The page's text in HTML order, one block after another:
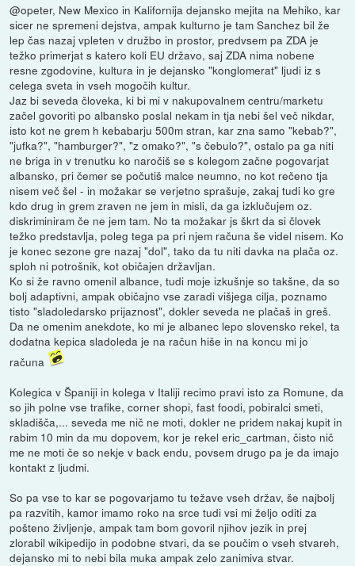
@opeter, New Mexico in Kalifornija dejansko mejita na Mehiko, kar
sicer ne spremeni dejstva, ampak kulturno je tam Sanchez bil že
lep čas nazaj vpleten v družbo in prostor, predvsem pa ZDA je
težko primerjat s katero koli EU državo, saj ZDA nima nobene
resne zgodovine, kultura in je dejansko "konglomerat" ljudi iz s
celega sveta in vseh mogočih kultur.
Jaz bi seveda človeka, ki bi mi v nakupovalnem centru/marketu
začel govoriti po albansko poslal nekam in tja nebi šel več nikdar,
isto kot ne grem h kebabarju 500m stran, kar zna samo "kebab?",
"jufka?", "hamburger?", "z omako?", "s čebulo?", ostalo pa ga niti
ne briga in v trenutku ko naročiš se s kolegom začne pogovarjat
albansko, pri čemer se počutiš malce neumno, no kot rečeno tja
nisem več šel - in možakar se verjetno sprašuje, zakaj tudi ko gre
kdo drug in grem zraven ne jem in misli, da ga izklučujem oz.
diskriminiram če ne jem tam. No ta možakar js škrt da si človek
težko predstavlja, poleg tega pa pri njem računa še videl nisem. Ko
je konec sezone gre nazaj "dol", tako da tu niti davka na plača oz.
sploh ni potrošnik, kot običajen državljan.
Ko si že ravno omenil albance, tudi moje izkušnje so takšne, da so
bolj adaptivni, ampak običajno vse zaradi višjega cilja, poznamo
tisto "sladoledarsko prijaznost", dokler seveda ne plačaš in greš.
Da ne omenim anekdote, ko mi je albanec lepo slovensko rekel, ta
dodatna kepica sladoleda je na račun hiše in na koncu mi jo
računa
Kolegica v Španiji in kolega v Italiji recimo pravi isto za Romune, da
so jih polne vse trafike, corner shopi, fast foodi, pobiralci smeti,
skladišča,... seveda me nič ne moti, dokler ne pridem nakaj kupit in
rabim 10 min da mu dopovem, kor je rekel eric_cartman, čisto nič
me ne moti če so nekje v back endu, povsem drugo pa je da imajo
kontakt z ljudmi.
So pa vse to kar se pogovarjamo tu težave vseh držav, še najbolj
pa razvitih, kamor imamo roko na srce tudi vsi mi željo oditi za
pošteno življenje, ampak tam bom govoril njihov jezik in prej
zlorabil wikipedijo in podobne stvari, da se poučim o vseh stvareh,
dejansko mi to nebi bila muka ampak zelo zanimiva stvar.